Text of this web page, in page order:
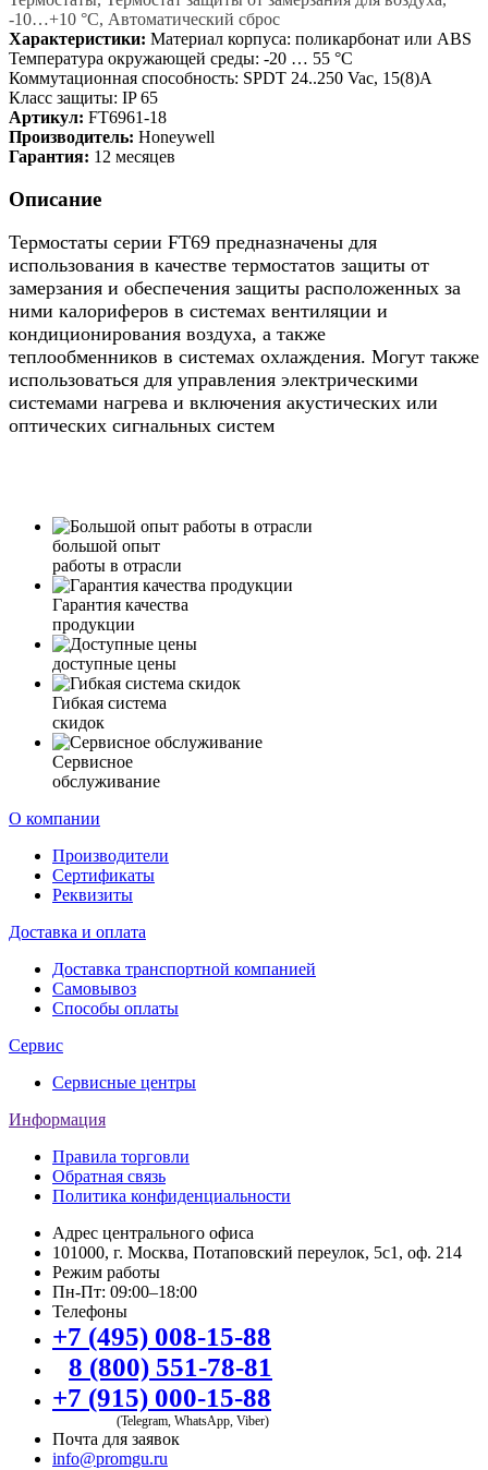
-10…+10 °C, Автоматический сброс
Характеристики: Материал корпуса: поликарбонат или ABS
Температура окружающей среды: -20 … 55 °C
Коммутационная способность: SPDT 24..250 Vac, 15(8)A
Класс защиты: IP 65
Артикул: FT6961-18
Производитель: Honeywell
Гарантия: 12 месяцев
Описание
Термостаты серии FT69 предназначены для
использования в качестве термостатов защиты от
замерзания и обеспечения защиты расположенных за
ними калориферов в системах вентиляции и
кондиционирования воздуха, а также
теплообменников в системах охлаждения. Могут также
использоваться для управления электрическими
системами нагрева и включения акустических или
оптических сигнальных систем
большой опыт
работы в отрасли
Гарантия качества
продукции
доступные цены
Гибкая система
скидок
Сервисное
обслуживание
О компании
Производители
Сертификаты
Реквизиты
Доставка и оплата
Доставка транспортной компанией
Самовывоз
Способы оплаты
Сервис
Сервисные центры
Информация
Правила торговли
Обратная связь
Политика конфиденциальности
Адрес центрального офиса
101000, г. Москва, Потаповский переулок, 5с1, оф. 214
Режим работы
Пн-Пт: 09:00–18:00
Телефоны
+7 (495) 008-15-88
8 (800) 551-78-81
+7 (915) 000-15-88
(Telegram, WhatsApp, Viber)
Почта для заявок
info@promgu.ru